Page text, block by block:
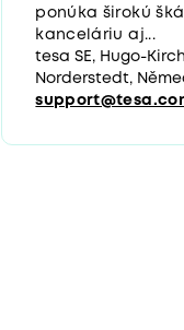
ponúka širokú
kanceláriu aj...
tesa SE, Hugo-
Norderstedt,